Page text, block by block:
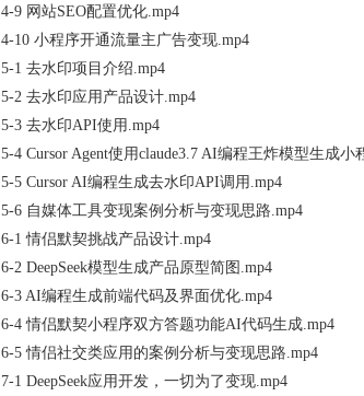
4-9 网站SEO配置优化.mp4
4-10 小程序开通流量主广告变现.mp4
5-1 去水印项目介绍.mp4
5-2 去水印应用产品设计.mp4
5-3 去水印API使用.mp4
5-4 Cursor Agent使用claude3.7 AI编程王炸模型生成小
5-5 Cursor AI编程生成去水印API调用.mp4
5-6 自媒体工具变现案例分析与变现思路.mp4
6-1 情侣默契挑战产品设计.mp4
6-2 DeepSeek模型生成产品原型简图.mp4
6-3 AI编程生成前端代码及界面优化.mp4
6-4 情侣默契小程序双方答题功能AI代码生成.mp4
6-5 情侣社交类应用的案例分析与变现思路.mp4
7-1 DeepSeek应用开发，一切为了变现.mp4